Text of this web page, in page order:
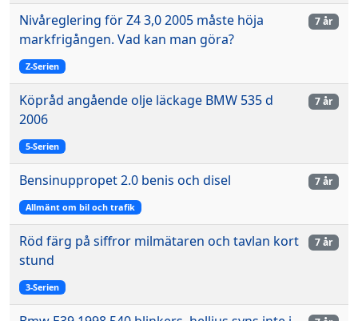
Nivåreglering för Z4 3,0 2005 måste höja
markfrigången. Vad kan man göra?
Z-Serien
7 år
Köpråd angående olje läckage BMW 535 d
2006
5-Serien
7 år
Bensinuppropet 2.0 benis och disel
Allmänt om bil och trafik
7 år
Röd färg på siffror milmätaren och tavlan kort
stund
3-Serien
7 år